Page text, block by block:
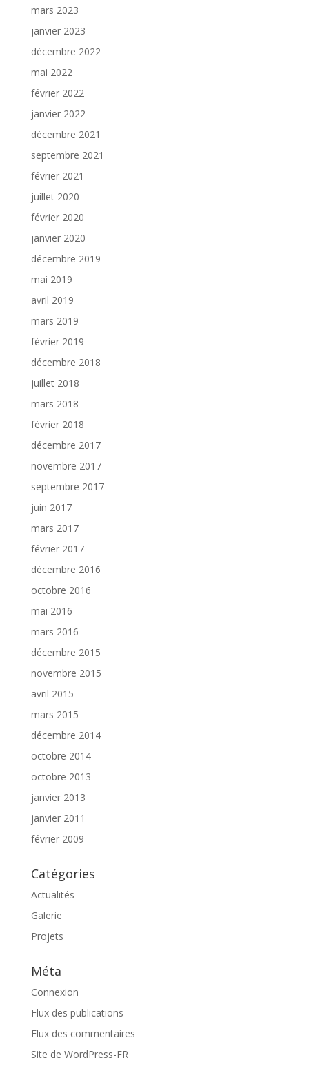
mars 2023
janvier 2023
décembre 2022
mai 2022
février 2022
janvier 2022
décembre 2021
septembre 2021
février 2021
juillet 2020
février 2020
janvier 2020
décembre 2019
mai 2019
avril 2019
mars 2019
février 2019
décembre 2018
juillet 2018
mars 2018
février 2018
décembre 2017
novembre 2017
septembre 2017
juin 2017
mars 2017
février 2017
décembre 2016
octobre 2016
mai 2016
mars 2016
décembre 2015
novembre 2015
avril 2015
mars 2015
décembre 2014
octobre 2014
octobre 2013
janvier 2013
janvier 2011
février 2009
Catégories
Actualités
Galerie
Projets
Méta
Connexion
Flux des publications
Flux des commentaires
Site de WordPress-FR